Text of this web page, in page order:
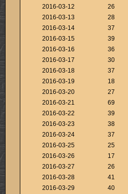
2016-03-12
26
2016-03-13
28
2016-03-14
37
2016-03-15
39
2016-03-16
36
2016-03-17
30
2016-03-18
37
2016-03-19
18
2016-03-20
27
2016-03-21
69
2016-03-22
39
2016-03-23
38
2016-03-24
37
2016-03-25
25
2016-03-26
17
2016-03-27
26
2016-03-28
41
2016-03-29
40